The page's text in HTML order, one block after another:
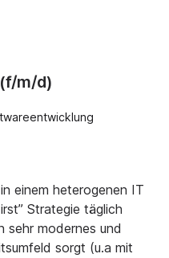
m/d)
einem heterogenen IT
Strategie täglich
sehr modernes und
sorgt (u.a mit